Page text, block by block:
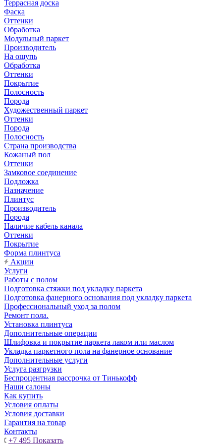
Террасная доска
Фаска
Оттенки
Обработка
Модульный паркет
Производитель
На ощупь
Обработка
Оттенки
Покрытие
Полосность
Порода
Художественный паркет
Оттенки
Порода
Полосность
Страна производства
Кожаный пол
Оттенки
Замковое соединение
Подложка
Назначение
Плинтус
Производитель
Порода
Наличие кабель канала
Оттенки
Покрытие
Форма плинтуса
Акции
Услуги
Работы с полом
Подготовка стяжки под укладку паркета
Подготовка фанерного основания под укладку паркета
Профессиональный уход за полом
Ремонт пола.
Установка плинтуса
Дополнительные операции
Шлифовка и покрытие паркета лаком или маслом
Укладка паркетного пола на фанерное основание
Дополнительные услуги
Услуга разгрузки
Беспроцентная рассрочка от Тинькофф
Наши салоны
Как купить
Условия оплаты
Условия доставки
Гарантия на товар
Контакты
+7 495 Показать